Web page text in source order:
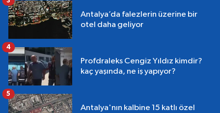
Antalya’da falezlerin üzerine bir
otel daha geliyor
Profdraleks Cengiz Yıldız kimdir?
kaç yaşında, ne iş yapıyor?
4
Antalya'nın kalbine 15 katlı özel
5